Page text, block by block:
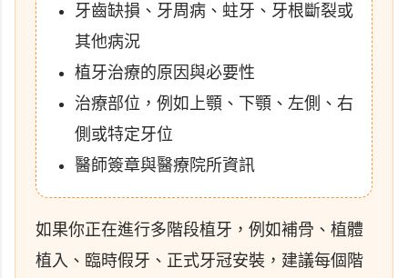
牙齒缺損、牙周病、蛀牙、牙根斷裂或
其他病況
植牙治療的原因與必要性
治療部位，例如上顎、下顎、左側、右
側或特定牙位
醫師簽章與醫療院所資訊
如果你正在進行多階段植牙，例如補骨、植體
植入、臨時假牙、正式牙冠安裝，建議每個階